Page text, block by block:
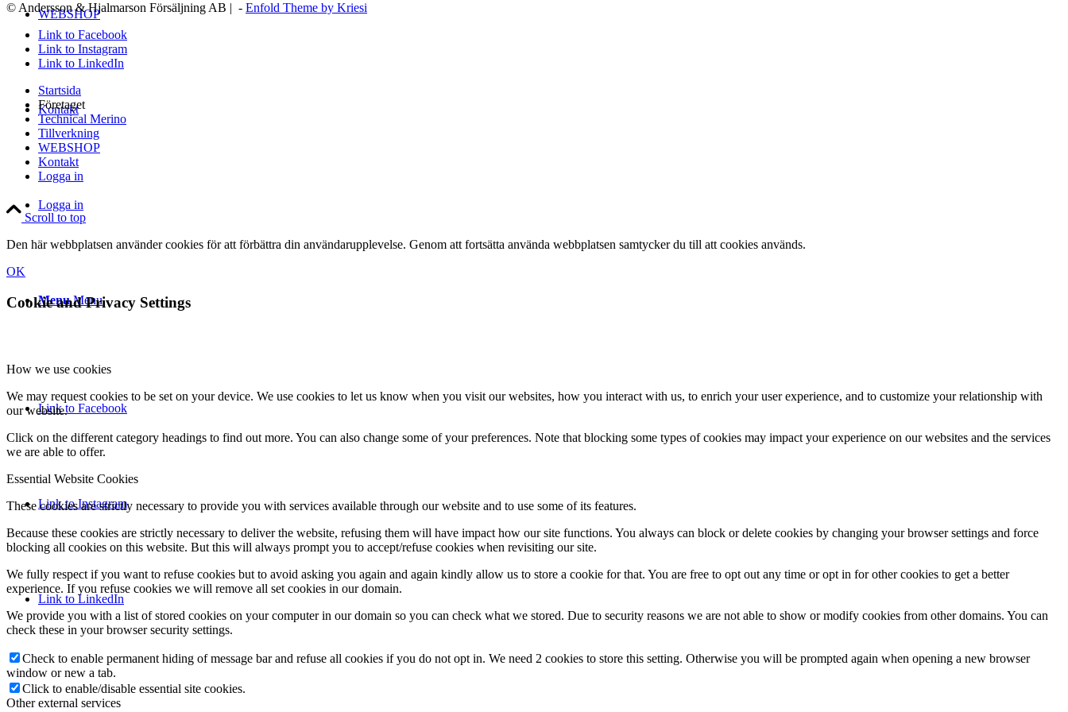
WEBSHOP
Kontakt
Logga in
Menu Menu
Link to Facebook
Link to Instagram
Link to LinkedIn
© Andersson & Hjalmarson Försäljning AB | - Enfold Theme by Kriesi
Link to Facebook
Link to Instagram
Link to LinkedIn
Startsida
Företaget
Technical Merino
Tillverkning
WEBSHOP
Kontakt
Logga in
Scroll to top
Den här webbplatsen använder cookies för att förbättra din användarupplevelse. Genom att fortsätta använda webbplatsen samtycker du till att cookies används.
OK
Cookie and Privacy Settings
How we use cookies
We may request cookies to be set on your device. We use cookies to let us know when you visit our websites, how you interact with us, to enrich your user experience, and to customize your relationship with
our website.
Click on the different category headings to find out more. You can also change some of your preferences. Note that blocking some types of cookies may impact your experience on our websites and the services
we are able to offer.
Essential Website Cookies
These cookies are strictly necessary to provide you with services available through our website and to use some of its features.
Because these cookies are strictly necessary to deliver the website, refusing them will have impact how our site functions. You always can block or delete cookies by changing your browser settings and force
blocking all cookies on this website. But this will always prompt you to accept/refuse cookies when revisiting our site.
We fully respect if you want to refuse cookies but to avoid asking you again and again kindly allow us to store a cookie for that. You are free to opt out any time or opt in for other cookies to get a better
experience. If you refuse cookies we will remove all set cookies in our domain.
We provide you with a list of stored cookies on your computer in our domain so you can check what we stored. Due to security reasons we are not able to show or modify cookies from other domains. You can
check these in your browser security settings.
Check to enable permanent hiding of message bar and refuse all cookies if you do not opt in. We need 2 cookies to store this setting. Otherwise you will be prompted again when opening a new browser
window or new a tab.
Click to enable/disable essential site cookies.
Other external services